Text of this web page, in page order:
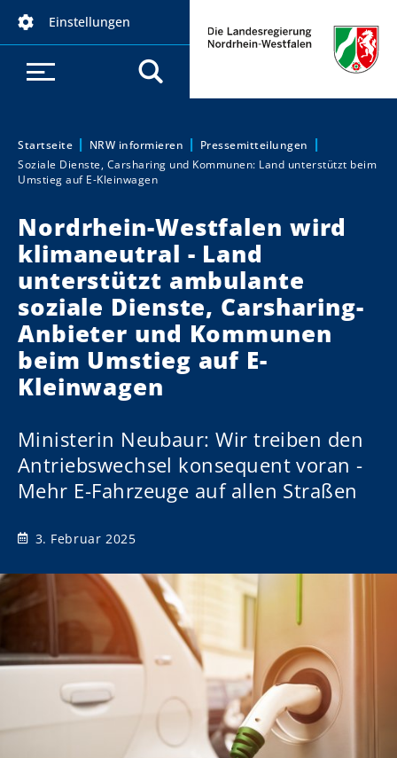
Einstellungen
Sie sind hier:
Startseite NRW informieren
Pressemitteilungen
Soziale Dienste, Carsharing und Kommunen: Land unterstützt beim
Umstieg auf E-Kleinwagen
Nordrhein-Westfalen wird
klimaneutral - Land
unterstützt ambulante
soziale Dienste, Carsharing-
Anbieter und Kommunen
beim Umstieg auf E-
Kleinwagen
Ministerin Neubaur: Wir treiben den
Antriebswechsel konsequent voran -
Mehr E-Fahrzeuge auf allen Straßen
3. Februar 2025